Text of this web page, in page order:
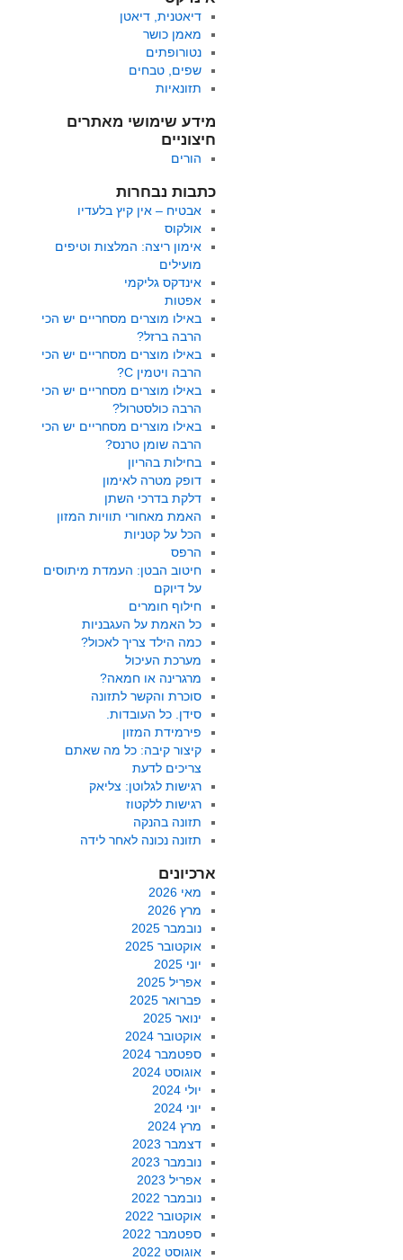
דיאטנית, דיאטן
מאמן כושר
נטורופתים
שפים, טבחים
תזונאיות
מידע שימושי מאתרים
חיצוניים
הורים
כתבות נבחרות
אבטיח – אין קיץ בלעדיו
אולקוס
אימון ריצה: המלצות וטיפים
מועילים
אינדקס גליקמי
אפטות
באילו מוצרים מסחריים יש הכי
הרבה ברזל?
באילו מוצרים מסחריים יש הכי
הרבה ויטמין C?
באילו מוצרים מסחריים יש הכי
הרבה כולסטרול?
באילו מוצרים מסחריים יש הכי
הרבה שומן טרנס?
בחילות בהריון
דופק מטרה לאימון
דלקת בדרכי השתן
האמת מאחורי תוויות המזון
הכל על קטניות
הרפס
חיטוב הבטן: העמדת מיתוסים
על דיוקם
חילוף חומרים
כל האמת על העגבניות
כמה הילד צריך לאכול?
מערכת העיכול
מרגרינה או חמאה?
סוכרת והקשר לתזונה
סידן. כל העובדות.
פירמידת המזון
קיצור קיבה: כל מה שאתם
צריכים לדעת
רגישות לגלוטן: צליאק
רגישות ללקטוז
תזונה בהנקה
תזונה נכונה לאחר לידה
ארכיונים
מאי 2026
מרץ 2026
נובמבר 2025
אוקטובר 2025
יוני 2025
אפריל 2025
פברואר 2025
ינואר 2025
אוקטובר 2024
ספטמבר 2024
אוגוסט 2024
יולי 2024
יוני 2024
מרץ 2024
דצמבר 2023
נובמבר 2023
אפריל 2023
נובמבר 2022
אוקטובר 2022
ספטמבר 2022
אוגוסט 2022